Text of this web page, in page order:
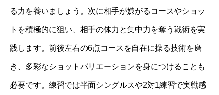
る力を養いましょう。次に相手が嫌がるコースやショッ
トを積極的に狙い、相手の体力と集中力を奪う戦術を実
践します。前後左右の6点コースを自在に操る技術を磨
き、多彩なショットバリエーションを身につけることも
必要です。練習では半面シングルスや2対1練習で実戦感